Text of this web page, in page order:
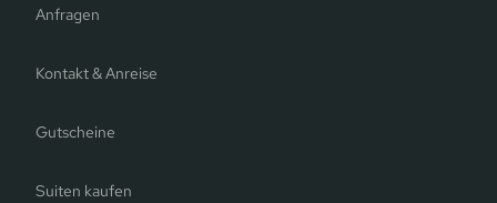
Anfragen
Kontakt & Anreise
Gutscheine
Suiten kaufen